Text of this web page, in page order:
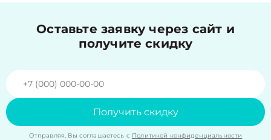
Оставьте заявку через сайт и
получите скидку
Получить скидку
Отправляя, Вы соглашаетесь с Политикой конфиденциальности